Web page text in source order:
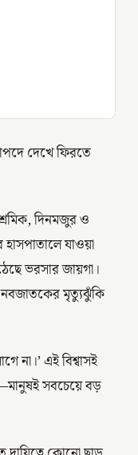
দেখে ফিরতে
দিনমজুর ও
যাওয়া
ভরসার জায়গা।
নবজাতকের মৃত্যুঝুঁকি
না।’ এই বিশ্বাসই
সবচেয়ে বড়